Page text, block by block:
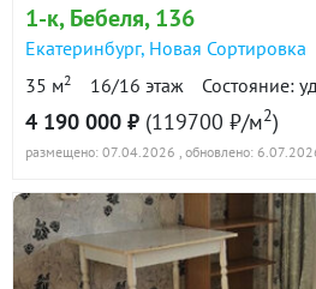
1-к, Бебеля, 136
Екатеринбург, Новая Сортировка
35 м2 16/16 этаж Состояние:
4 190 000 ₽ (119700 ₽/м2)
размещено: 07.04.2026 , обновлено: